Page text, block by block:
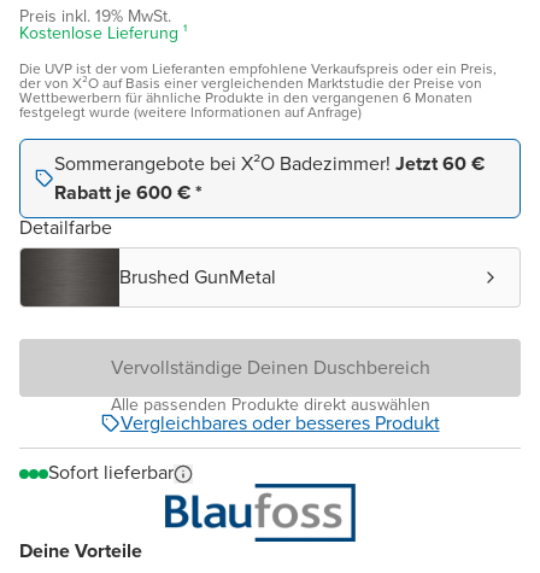
Deine Vorteile
Preis inkl. 19% MwSt.
Kostenlose Lieferung ¹
Die UVP ist der vom Lieferanten empfohlene Verkaufspreis oder ein Preis,
der von X²O auf Basis einer vergleichenden Marktstudie der Preise von
Wettbewerbern für ähnliche Produkte in den vergangenen 6 Monaten
festgelegt wurde (weitere Informationen auf Anfrage)
Sommerangebote bei X²O Badezimmer! Jetzt 60 €
Rabatt je 600 € *
Detailfarbe
Brushed GunMetal
Vervollständige Deinen Duschbereich
Alle passenden Produkte direkt auswählen
Vergleichbares oder besseres Produkt
Sofort lieferbar